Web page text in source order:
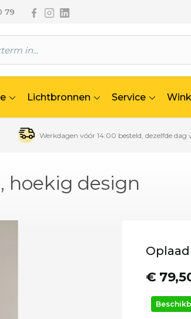
79 Volg ons via Facebook
Volg ons via Instagram
Volg ons via Linkedin
Lichtbronnen Service
Werkdagen vóór 14:00 besteld, dezelfde dag
hoekig design
€